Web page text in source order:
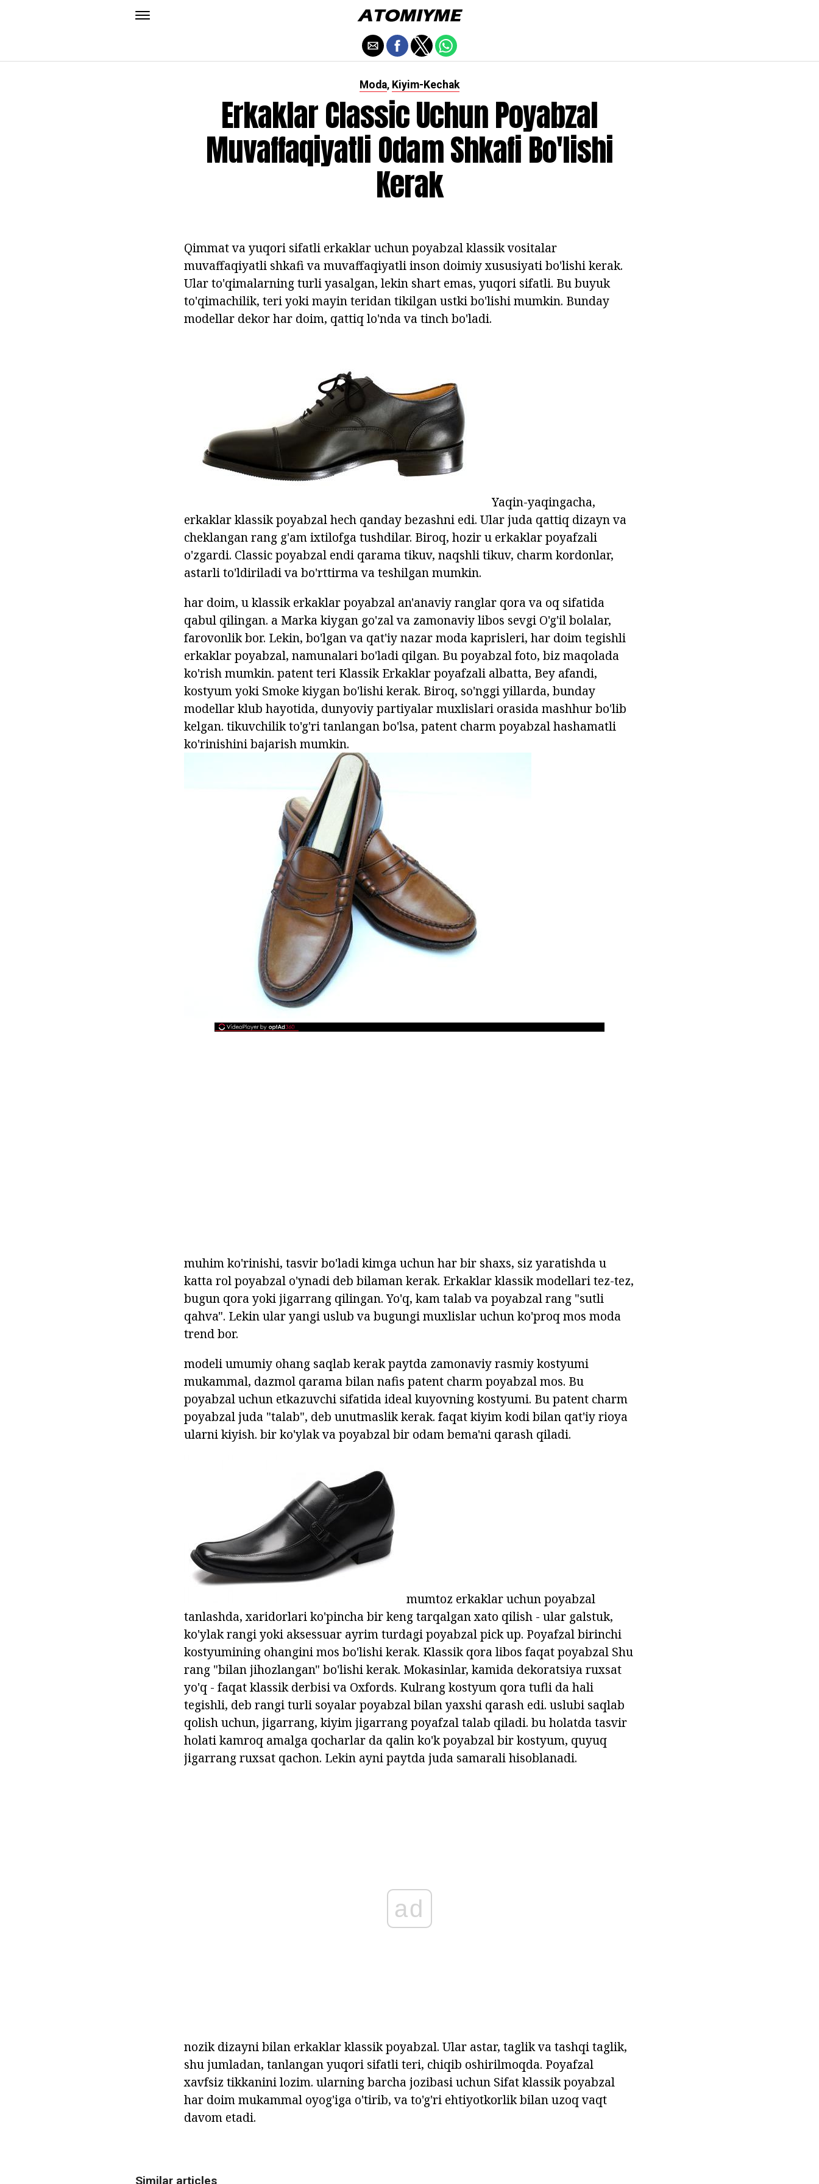
Moda, Kiyim-Kechak
Erkaklar Classic Uchun Poyabzal
Muvaffaqiyatli Odam Shkafi Bo'lishi
Kerak
Qimmat va yuqori sifatli erkaklar uchun poyabzal klassik vositalar
muvaffaqiyatli shkafi va muvaffaqiyatli inson doimiy xususiyati bo'lishi kerak.
Ular to'qimalarning turli yasalgan, lekin shart emas, yuqori sifatli. Bu buyuk
to'qimachilik, teri yoki mayin teridan tikilgan ustki bo'lishi mumkin. Bunday
modellar dekor har doim, qattiq lo'nda va tinch bo'ladi.
Yaqin-yaqingacha,
erkaklar klassik poyabzal hech qanday bezashni edi. Ular juda qattiq dizayn va
cheklangan rang g'am ixtilofga tushdilar. Biroq, hozir u erkaklar poyafzali
o'zgardi. Classic poyabzal endi qarama tikuv, naqshli tikuv, charm kordonlar,
astarli to'ldiriladi va bo'rttirma va teshilgan mumkin.
har doim, u klassik erkaklar poyabzal an'anaviy ranglar qora va oq sifatida
qabul qilingan. a Marka kiygan go'zal va zamonaviy libos sevgi O'g'il bolalar,
farovonlik bor. Lekin, bo'lgan va qat'iy nazar moda kaprisleri, har doim tegishli
erkaklar poyabzal, namunalari bo'ladi qilgan. Bu poyabzal foto, biz maqolada
ko'rish mumkin. patent teri Klassik Erkaklar poyafzali albatta, Bey afandi,
kostyum yoki Smoke kiygan bo'lishi kerak. Biroq, so'nggi yillarda, bunday
modellar klub hayotida, dunyoviy partiyalar muxlislari orasida mashhur bo'lib
kelgan. tikuvchilik to'g'ri tanlangan bo'lsa, patent charm poyabzal hashamatli
ko'rinishini bajarish mumkin.
muhim ko'rinishi, tasvir bo'ladi kimga uchun har bir shaxs, siz yaratishda u
katta rol poyabzal o'ynadi deb bilaman kerak. Erkaklar klassik modellari tez-tez,
bugun qora yoki jigarrang qilingan. Yo'q, kam talab va poyabzal rang "sutli
qahva". Lekin ular yangi uslub va bugungi muxlislar uchun ko'proq mos moda
trend bor.
modeli umumiy ohang saqlab kerak paytda zamonaviy rasmiy kostyumi
mukammal, dazmol qarama bilan nafis patent charm poyabzal mos. Bu
poyabzal uchun etkazuvchi sifatida ideal kuyovning kostyumi. Bu patent charm
poyabzal juda "talab", deb unutmaslik kerak. faqat kiyim kodi bilan qat'iy rioya
ularni kiyish. bir ko'ylak va poyabzal bir odam bema'ni qarash qiladi.
mumtoz erkaklar uchun poyabzal
tanlashda, xaridorlari ko'pincha bir keng tarqalgan xato qilish - ular galstuk,
ko'ylak rangi yoki aksessuar ayrim turdagi poyabzal pick up. Poyafzal birinchi
kostyumining ohangini mos bo'lishi kerak. Klassik qora libos faqat poyabzal Shu
rang "bilan jihozlangan" bo'lishi kerak. Mokasinlar, kamida dekoratsiya ruxsat
yo'q - faqat klassik derbisi va Oxfords. Kulrang kostyum qora tufli da hali
tegishli, deb rangi turli soyalar poyabzal bilan yaxshi qarash edi. uslubi saqlab
qolish uchun, jigarrang, kiyim jigarrang poyafzal talab qiladi. bu holatda tasvir
holati kamroq amalga qocharlar da qalin ko'k poyabzal bir kostyum, quyuq
jigarrang ruxsat qachon. Lekin ayni paytda juda samarali hisoblanadi.
ad
nozik dizayni bilan erkaklar klassik poyabzal. Ular astar, taglik va tashqi taglik,
shu jumladan, tanlangan yuqori sifatli teri, chiqib oshirilmoqda. Poyafzal
xavfsiz tikkanini lozim. ularning barcha jozibasi uchun Sifat klassik poyabzal
har doim mukammal oyog'iga o'tirib, va to'g'ri ehtiyotkorlik bilan uzoq vaqt
davom etadi.
Similar articles